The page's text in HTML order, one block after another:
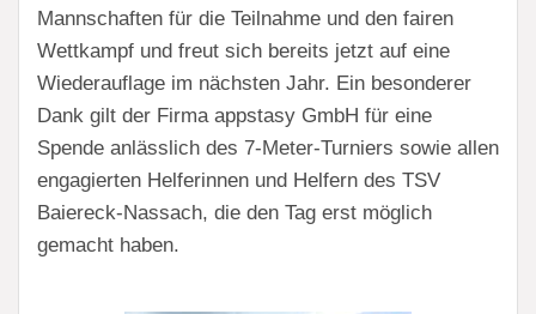
Mannschaften für die Teilnahme und den fairen
Wettkampf und freut sich bereits jetzt auf eine
Wiederauflage im nächsten Jahr. Ein besonderer
Dank gilt der Firma appstasy GmbH für eine
Spende anlässlich des 7-Meter-Turniers sowie allen
engagierten Helferinnen und Helfern des TSV
Baiereck-Nassach, die den Tag erst möglich
gemacht haben.